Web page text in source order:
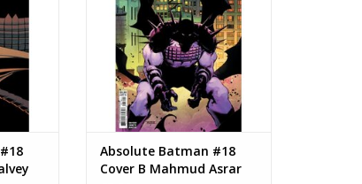
TOEVOEGEN AAN WINKELWAGEN
Absolute Batman #18
Cover B Mahmud Asrar